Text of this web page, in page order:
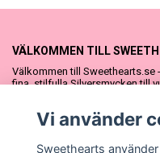
VÄLKOMMEN TILL
Välkommen till
fina, stilfulla Silversmycken till
vår söta Sweethearts
Vi använder
Sweethearts